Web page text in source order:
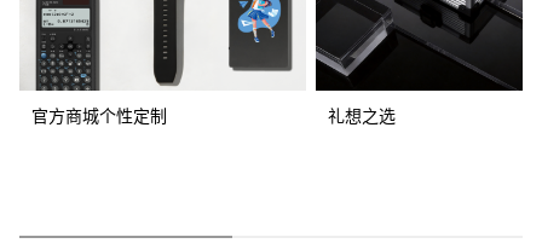
官方商城个性定制 礼想之选